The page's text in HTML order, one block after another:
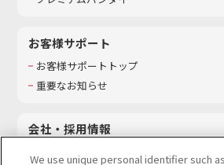
お客様サポート
お客様サポートトップ
重要なお知らせ
会社・採用情報
We use unique personal identifier such